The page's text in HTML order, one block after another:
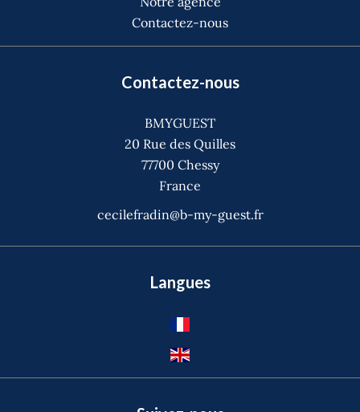
Contactez-nous
Contactez-nous
BMYGUEST
20 Rue des Quilles
77700 Chessy
France
cecilefradin@b-my-guest.fr
Langues